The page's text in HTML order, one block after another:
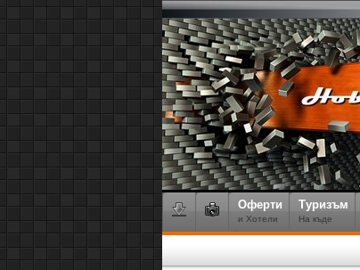
Оферти
и Хотели
Туризъм
На къде